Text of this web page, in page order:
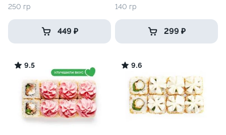
250 гр
449 ₽
140 гр
299 ₽
9.5 9.6